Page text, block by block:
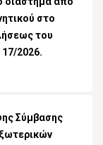
στο
του
2026.
Σύμβασης